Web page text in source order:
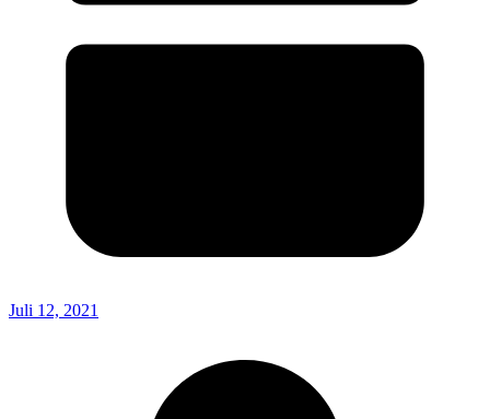
Juli 12, 2021